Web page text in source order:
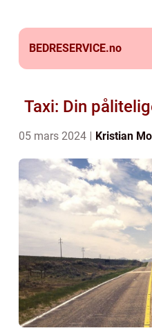
BEDRESERVICE.no
Taxi: Din
05 mars 2024 Kristian